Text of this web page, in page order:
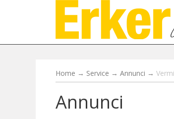
Home → Service → Annunci →
Annunci